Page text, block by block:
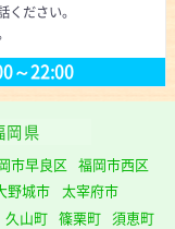
ください。
～22:00
岡県
市早良区 福岡市西区
野城市 太宰府市
久山町 篠栗町 須恵町